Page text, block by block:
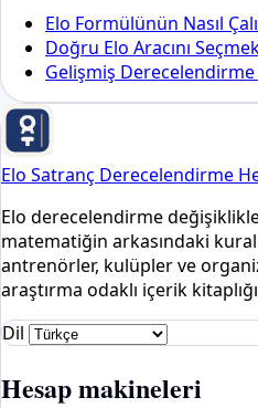
Elo Formülünün Nasıl
Doğru Elo Aracını
Gelişmiş
Elo Satranç Derecelendirme
Elo derecelendirme
matematiğin arkasındaki
antrenörler, kulüpler ve
araştırma odaklı içerik
Dil
Hesap makineleri